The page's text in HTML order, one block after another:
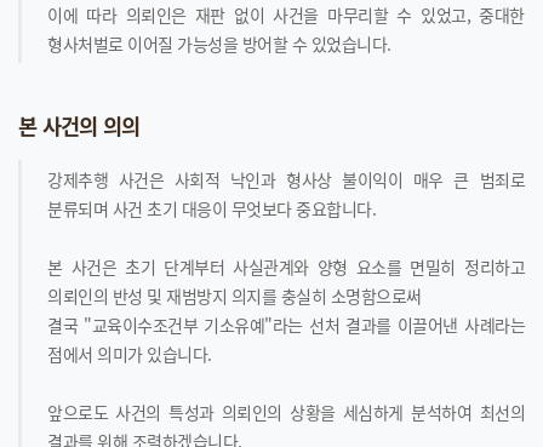
이에 따라 의뢰인은 재판 없이 사건을 마무리할 수 있었고, 중대한
형사처벌로 이어질 가능성을 방어할 수 있었습니다.
본 사건의 의의
강제추행 사건은 사회적 낙인과 형사상 불이익이 매우 큰 범죄로
분류되며 사건 초기 대응이 무엇보다 중요합니다.
본 사건은 초기 단계부터 사실관계와 양형 요소를 면밀히 정리하고
의뢰인의 반성 및 재범방지 의지를 충실히 소명함으로써
결국 "교육이수조건부 기소유예"라는 선처 결과를 이끌어낸 사례라는
점에서 의미가 있습니다.
앞으로도 사건의 특성과 의뢰인의 상황을 세심하게 분석하여 최선의
결과를 위해 조력하겠습니다.